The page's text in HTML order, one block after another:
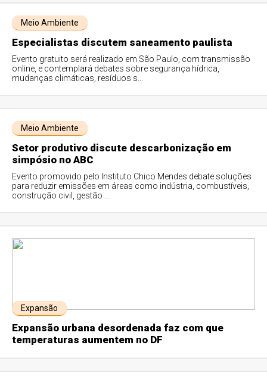
Meio Ambiente
Especialistas discutem saneamento paulista
Evento gratuito será realizado em São Paulo, com transmissão
online, e contemplará debates sobre segurança hídrica,
mudanças climáticas, resíduos s...
Meio Ambiente
Setor produtivo discute descarbonização em
simpósio no ABC
Evento promovido pelo Instituto Chico Mendes debate soluções
para reduzir emissões em áreas como indústria, combustíveis,
construção civil, gestão ...
Expansão
Expansão urbana desordenada faz com que
temperaturas aumentem no DF